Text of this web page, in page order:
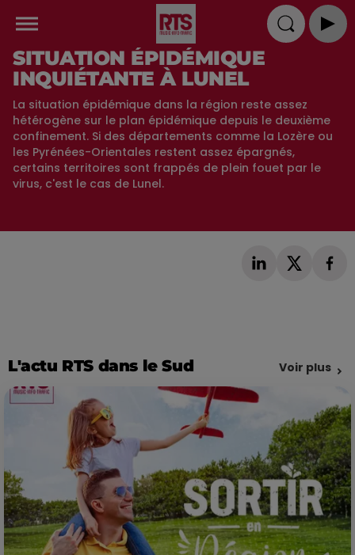
SITUATION ÉPIDÉMIQUE
INQUIÉTANTE À LUNEL
La situation épidémique dans la région reste assez
hétérogène sur le plan épidémique depuis le deuxième
confinement. Si des départements comme la Lozère ou
les Pyrénées-Orientales restent assez épargnés,
certains territoires sont frappés de plein fouet par le
virus, c'est le cas de Lunel.
L'actu RTS dans le Sud Voir plus